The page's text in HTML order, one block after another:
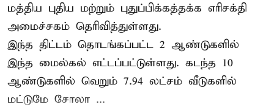
மத்திய புதிய மற்றும் புதுப்பிக்கத்தக்க எரிசக்தி
அமைச்சகம் தெரிவித்துள்ளது.
இந்த திட்டம் தொடங்கப்பட்ட 2 ஆண்டுகளில்
இந்த மைல்கல் எட்டப்பட்டுள்ளது. கடந்த 10
ஆண்டுகளில் வெறும் 7.94 லட்சம் வீடுகளில்
மட்டுமே சோலா ...